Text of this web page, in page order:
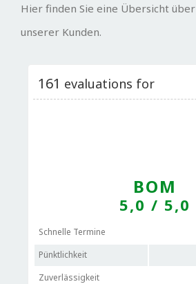
Hier finden Sie eine Übersicht
unserer Kunden.
161 evaluations for
BOM
5,0 / 5,0
Schnelle Termine
Pünktlichkeit
Zuverlässigkeit